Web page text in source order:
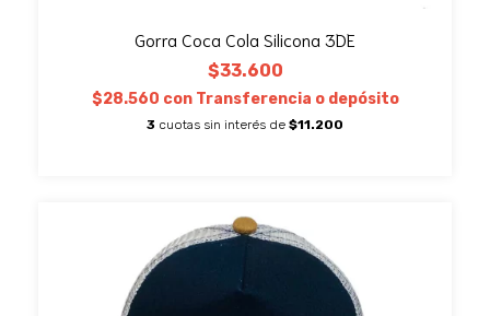
Gorra Coca Cola Silicona 3DE
$33.600
$28.560 con Transferencia o depósito
3 cuotas sin interés de $11.200